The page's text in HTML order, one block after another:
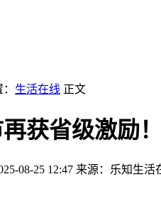
生活在线 正文
获省级激励
08-25 12:47 来源：乐知生活